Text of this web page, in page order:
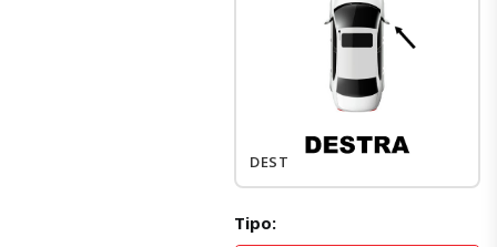
DESTRO
Tipo: